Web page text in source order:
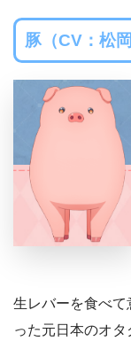
豚（CV：松岡
生レバーを食べて
った元日本のオ